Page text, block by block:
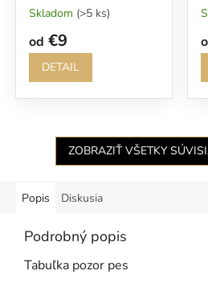
pozemok sa Vám
venovať!
Skladom (>5 ks)
od €9
DETAIL
ZOBRAZIŤ VŠETKY
Popis Diskusia
Podrobný popis
Tabuľka pozor pes